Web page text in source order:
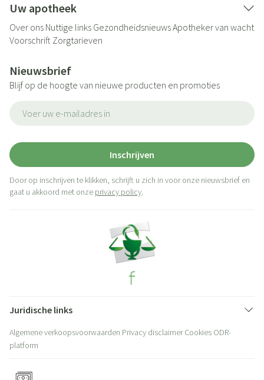
Uw apotheek
Over ons Nuttige links GezondheidsnieuwsApotheker van wacht
Voorschrift Zorgtarieven
Nieuwsbrief
Blijf op de hoogte van nieuwe producten en promoties
Inschrijven
Door op inschrijven te klikken, schrijft u zich in voor onze nieuwsbrief en
gaat u akkoord met onze privacy policy.
Juridische links
Algemene verkoopsvoorwaarden Privacy disclaimer Cookies ODR-
platform